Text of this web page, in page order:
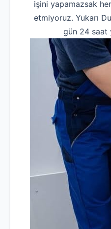
işini yapamazsak
etmiyoruz. Yukarı
gün 24 saat